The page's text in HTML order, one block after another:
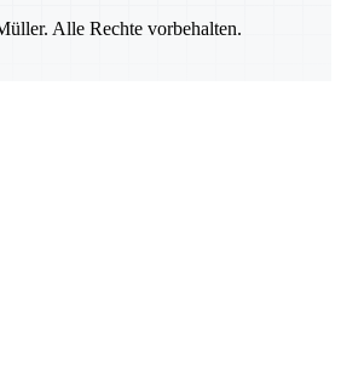
Alle Rechte vorbehalten.